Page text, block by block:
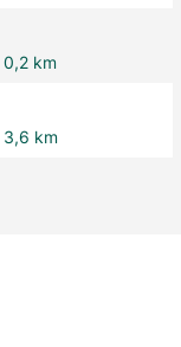
0,2 km
3,6 km